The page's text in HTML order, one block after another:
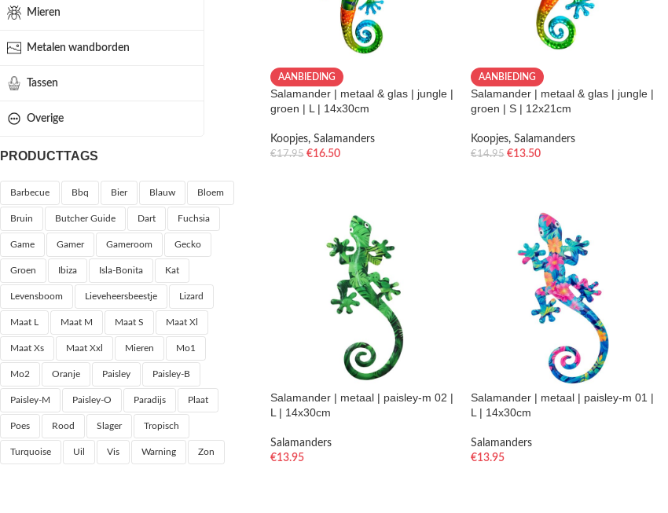
Mieren
Metalen wandborden
Tassen
Overige
PRODUCTTAGS
Barbecue Bbq Bier Blauw Bloem
Bruin Butcher Guide Dart Fuchsia
Game Gamer Gameroom Gecko
Groen Ibiza Isla-Bonita Kat
Levensboom Lieveheersbeestje Lizard
Maat L Maat M Maat S Maat Xl
Maat Xs Maat Xxl Mieren Mo1
Mo2 Oranje Paisley Paisley-B
Paisley-M Paisley-O Paradijs Plaat
Poes Rood Slager Tropisch
Turquoise Uil Vis Warning Zon
AANBIEDING
Salamander | metaal & glas | jungle |
groen | L | 14x30cm
Koopjes, Salamanders
€17.95 €16.50
AANBIEDING
Salamander | metaal & glas | jungle |
groen | S | 12x21cm
Koopjes, Salamanders
€14.95 €13.50
Salamander | metaal | paisley-m 02 |
L | 14x30cm
Salamanders
€13.95
Salamander | metaal | paisley-m 01 |
L | 14x30cm
Salamanders
€13.95